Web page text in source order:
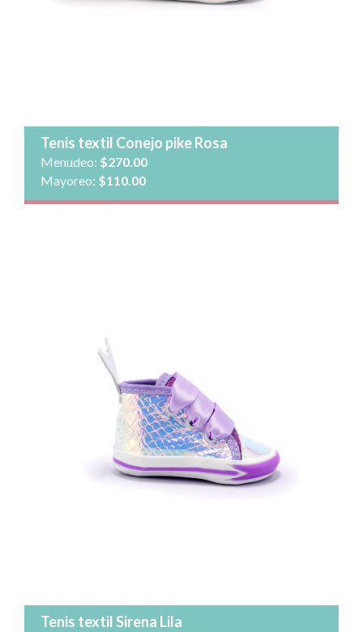
Tenis textil Conejo pike Rosa
Menudeo: $270.00
Mayoreo: $110.00
Tenis textil Sirena Lila
Talla:
Cantidad: